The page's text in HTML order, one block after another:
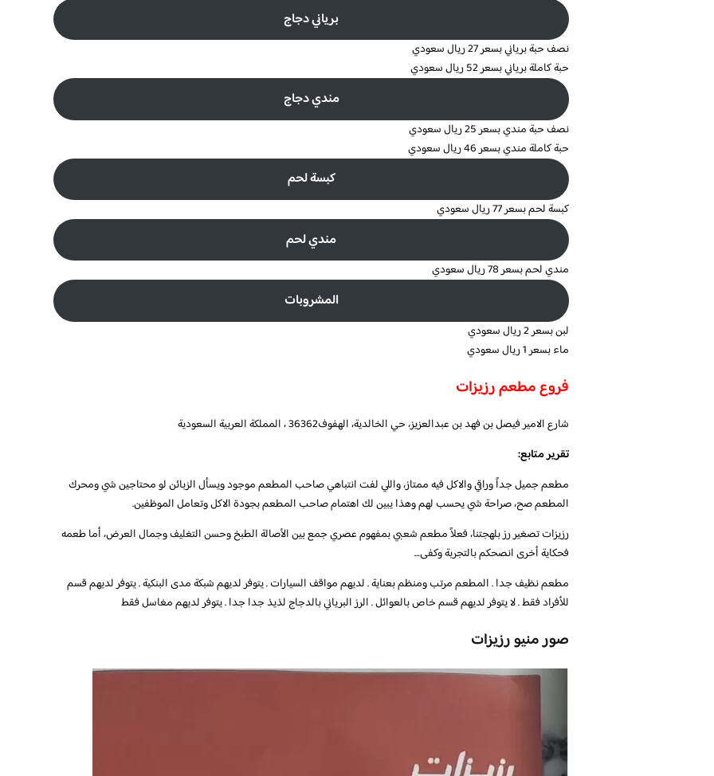
برياني دجاج
نصف حبة برياني بسعر 27 ريال سعودي
حبة كاملة برياني بسعر 52 ريال سعودي
مندي دجاج
نصف حبة مندي بسعر 25 ريال سعودي
حبة كاملة مندي بسعر 46 ريال سعودي
كبسة لحم
كبسة لحم بسعر 77 ريال سعودي
مندي لحم
مندي لحم بسعر 78 ريال سعودي
المشروبات
لبن بسعر 2 ريال سعودي
ماء بسعر 1 ريال سعودي
فروع مطعم رزيزات
شارع الامير فيصل بن فهد بن عبدالعزيز، حي الخالدية، الهفوف‎ 36362، المملكة العربية السعودية
تقرير متابع:
مطعم جميل جداً وراقي والاكل فيه ممتاز، واللي لفت انتباهي صاحب المطعم موجود ويسأل الزبائن لو محتاجين شي ومحرك
المطعم صح، صراحة شي يحسب لهم وهذا يبين لك اهتمام صاحب المطعم بجودة الاكل وتعامل الموظفين.
رزيزات تصغير رز بلهجتنا، فعلاً مطعم شعبي بمفهوم عصري جمع بين الأصالة الطبخ وحسن التغليف وجمال العرض، أما طعمه
فحكاية أخرى انصحكم بالتجربة وكفى…
مطعم نظيف جدا . المطعم مرتب ومنظم بعناية . لديهم مواقف السيارات . يتوفر لديهم شبكة مدى البنكية . يتوفر لديهم قسم
للأفراد فقط . لا يتوفر لديهم قسم خاص بالعوائل . الرز البرياني بالدجاج لذيذ جدا جدا . يتوفر لديهم مغاسل فقط
صور منيو رزيزات